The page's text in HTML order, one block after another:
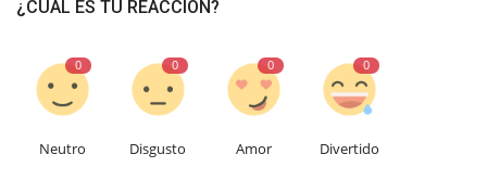
¿CUÁL ES TU REACCIÓN?
0
Neutro
0
Disgusto
0
Amor
0
Divertido